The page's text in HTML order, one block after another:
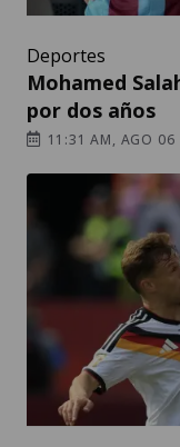
Deportes
Mohamed
por dos años
11:31 AM, AGO 06